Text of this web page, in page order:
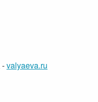
-valyaeva.ru